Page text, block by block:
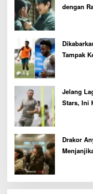
dengan
Tampak
Jelang
Stars, Ini
Drakor